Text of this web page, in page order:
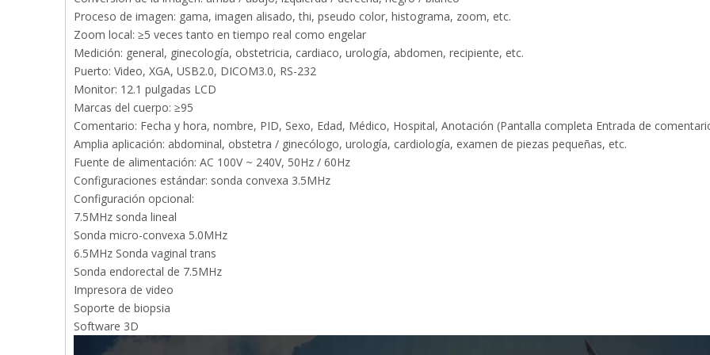
Proceso de imagen: gama, imagen alisado, thi, pseudo color, histograma, zoom, etc.
Zoom local: ≥5 veces tanto en tiempo real como engelar
Medición: general, ginecología, obstetricia, cardiaco, urología, abdomen, recipiente, etc.
Puerto: Video, XGA, USB2.0, DICOM3.0, RS-232
Monitor: 12.1 pulgadas LCD
Marcas del cuerpo: ≥95
Comentario: Fecha y hora, nombre, PID, Sexo, Edad, Médico, Hospital, Anotación (Pantalla completa Entrada de
Amplia aplicación: abdominal, obstetra / ginecólogo, urología, cardiología, examen de piezas pequeñas, etc.
Fuente de alimentación: AC 100V ~ 240V, 50Hz / 60Hz
Configuraciones estándar: sonda convexa 3.5MHz
Configuración opcional:
7.5MHz sonda lineal
Sonda micro-convexa 5.0MHz
6.5MHz Sonda vaginal trans
Sonda endorectal de 7.5MHz
Impresora de video
Soporte de biopsia
Software 3D